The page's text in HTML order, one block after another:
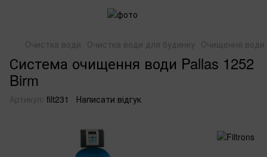
Очистка води Очистка води для будинку Очищення води
Система очищення води Pallas 1252
Birm
Артикул: filt231 Написати відгук